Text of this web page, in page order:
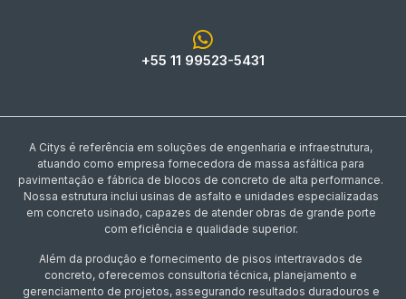
+55 11 99523-5431
A Citys é referência em soluções de engenharia e infraestrutura,
atuando como empresa fornecedora de massa asfáltica para
pavimentação e fábrica de blocos de concreto de alta performance.
Nossa estrutura inclui usinas de asfalto e unidades especializadas
em concreto usinado, capazes de atender obras de grande porte
com eficiência e qualidade superior.
Além da produção e fornecimento de pisos intertravados de
concreto, oferecemos consultoria técnica, planejamento e
gerenciamento de projetos, assegurando resultados duradouros e